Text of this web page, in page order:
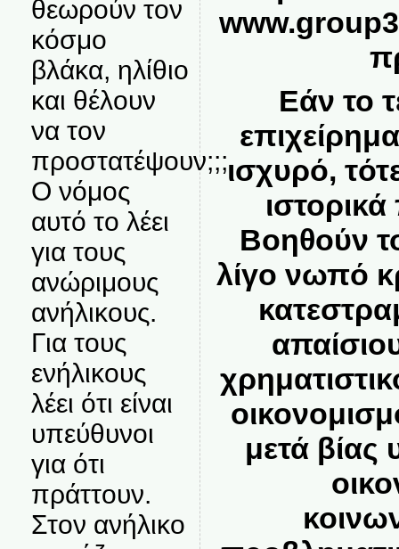
θεωρούν τον
κόσμο
βλάκα, ηλίθιο
και θέλουν
να τον
προστατέψουν;;;
Ο νόμος
αυτό το λέει
για τους
ανώριμους
ανήλικους.
Για τους
ενήλικους
λέει ότι είναι
υπεύθυνοι
για ότι
πράττουν.
Στον ανήλικο
Εάν το
ισχυρό,
Βοηθούν
λίγο νωπό
μετά βίας